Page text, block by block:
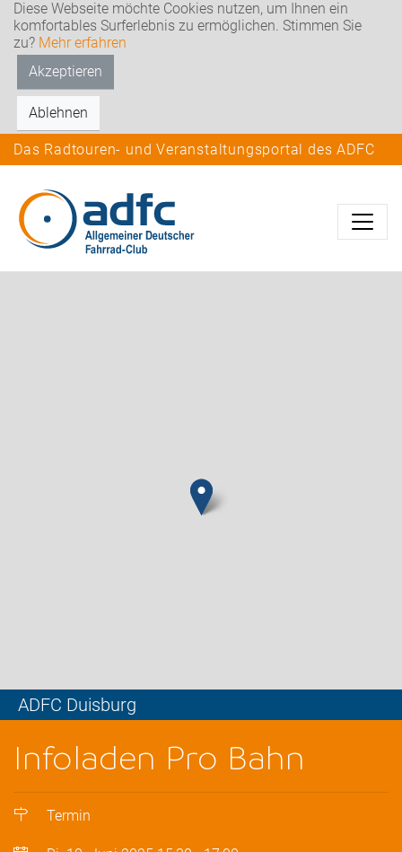
Diese Webseite möchte Cookies nutzen, um Ihnen ein
komfortables Surferlebnis zu ermöglichen. Stimmen Sie
zu? Mehr erfahren
Akzeptieren
Ablehnen
Das Radtouren- und Veranstaltungsportal des ADFC
ADFC Duisburg
Infoladen Pro Bahn
Termin